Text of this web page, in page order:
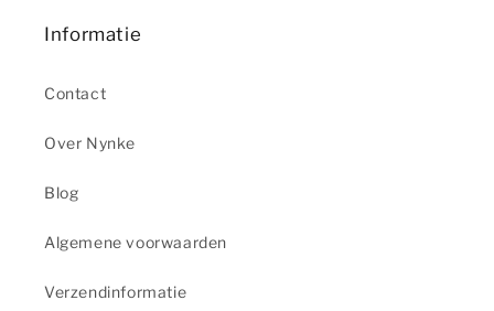
Informatie
Contact
Over Nynke
Blog
Algemene voorwaarden
Verzendinformatie